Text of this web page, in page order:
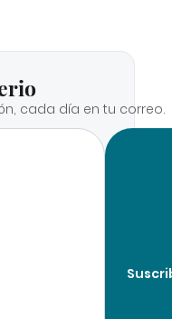
cada día en tu correo.